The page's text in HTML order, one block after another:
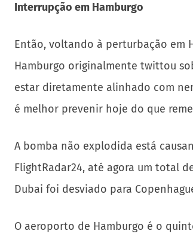
Interrupção em Hamburgo
Então, voltando à perturbação em
Hamburgo originalmente twittou
estar diretamente alinhado com
é melhor prevenir hoje do que
A bomba não explodida está
FlightRadar24, até agora um total
Dubai foi desviado para
O aeroporto de Hamburgo é o